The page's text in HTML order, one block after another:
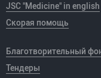
JSC "Medicine" in english
Скорая помощь
Благотворительный
Тендеры